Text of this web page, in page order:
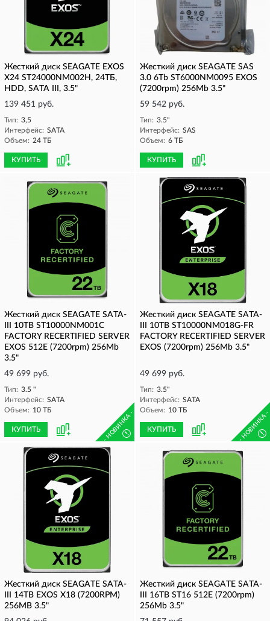
Жесткий диск SEAGATE EXOS
X24 ST24000NM002H, 24ТБ,
HDD, SATA III, 3.5"
139 451 руб.
Тип: 3,5
Интерфейс: SATA
Объем: 24 ТБ
КУПИТЬ
Жесткий диск SEAGATE SAS
3.0 6Tb ST6000NM0095 EXOS
(7200rpm) 256Mb 3.5"
59 542 руб.
Тип: 3.5"
Интерфейс: SAS
Объем: 6 ТБ
КУПИТЬ
Жесткий диск SEAGATE SATA-
III 10TB ST10000NM001C
FACTORY RECERTIFIED SERVER
EXOS 512E (7200rpm) 256Mb
3.5"
49 699 руб.
Тип: 3.5 "
Интерфейс: SATA
Объем: 10 ТБ
КУПИТЬ - НОВИНКА -
!
Жесткий диск SEAGATE SATA-
III 10TB ST10000NM018G-FR
FACTORY RECERTIFIED SERVER
EXOS (7200rpm) 256Mb 3.5"
49 699 руб.
Тип: 3.5"
Интерфейс: SATA
Объем: 10 ТБ
КУПИТЬ - НОВИНКА -
!
Жесткий диск SEAGATE SATA-
III 14TB EXOS X18 (7200RPM)
256MB 3.5"
Жесткий диск SEAGATE SATA-
III 16TB ST16 512E (7200rpm)
256Mb 3.5"